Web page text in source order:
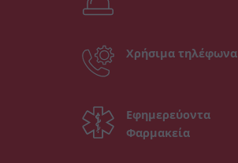
Χρήσιμα τηλέφωνα
Εφημερεύοντα
Φαρμακεία